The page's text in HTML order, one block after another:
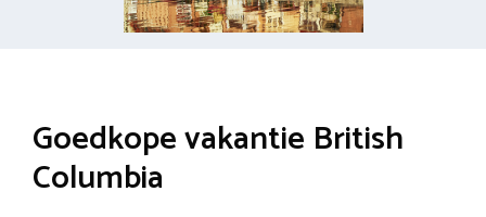
Goedkope vakantie British
Columbia